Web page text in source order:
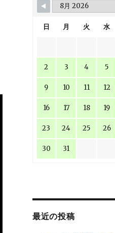
日 月 火 水
2 3 4 5
9 10 11 12
16 17 18 19
23 24 25 26
30 31
最近の投稿